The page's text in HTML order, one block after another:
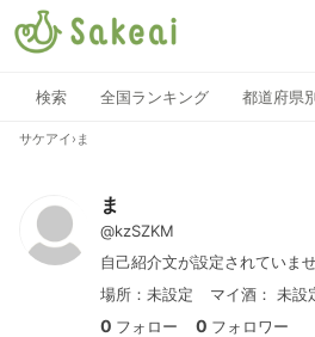
検索 全国ランキング 都道府県
サケアイ › ま
ま
@kzSZKM
自己紹介文が設定されていま
場所：未設定
マイ酒： 未設
0 フォロー 0 フォロワー